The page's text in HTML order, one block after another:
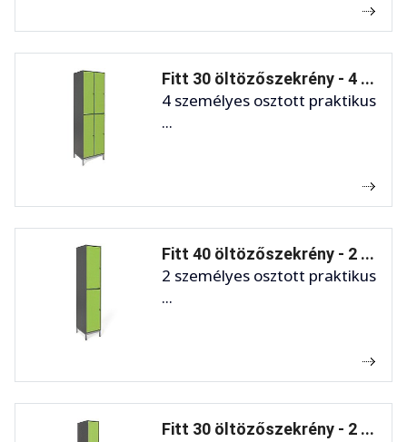
Fitt 30 öltözőszekrény - 4 ...
4 személyes osztott praktikus
...
Fitt 40 öltözőszekrény - 2 ...
2 személyes osztott praktikus
...
Fitt 30 öltözőszekrény - 2 ...